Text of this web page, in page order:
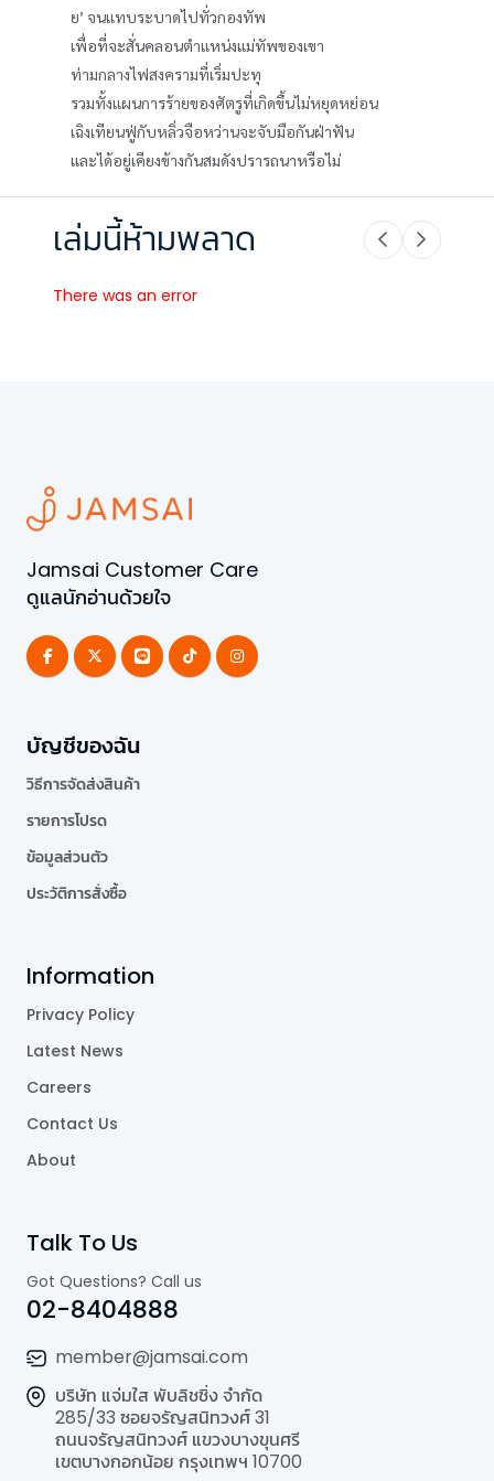
ย’ จนแทบระบาดไปทั่วกองทัพ
เพื่อที่จะสั่นคลอนตำแหน่งแม่ทัพของเขา
ท่ามกลางไฟสงครามที่เริ่มปะทุ
รวมทั้งแผนการร้ายของศัตรูที่เกิดขึ้นไม่หยุดหย่อน
เฉิงเทียนฟู่กับหลิ่วจือหว่านจะจับมือกันฝ่าฟัน
และได้อยู่เคียงข้างกันสมดังปรารถนาหรือไม่
เล่มนี้ห้ามพลาด
There was an error
Jamsai Customer Care
ดูแลนักอ่านด้วยใจ
บัญชีของฉัน
วิธีการจัดส่งสินค้า
รายการโปรด
ข้อมูลส่วนตัว
ประวัติการสั่งซื้อ
Information
Privacy Policy
Latest News
Careers
Contact Us
About
Talk To Us
Got Questions? Call us
02-8404888
member@jamsai.com
บริษัท แจ่มใส พับลิชชิ่ง จำกัด
285/33 ซอยจรัญสนิทวงศ์ 31
ถนนจรัญสนิทวงศ์ แขวงบางขุนศรี
เขตบางกอกน้อย กรุงเทพฯ 10700